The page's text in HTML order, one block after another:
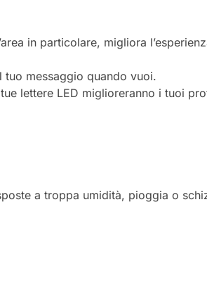
in particolare, migliora
messaggio quando vuoi.
lettere LED miglioreranno i tuoi
a troppa umidità, pioggia o